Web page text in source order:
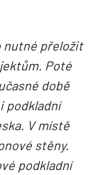
nutné přeložit
Poté
době
podkladní
V místě
stěny.
podkladní